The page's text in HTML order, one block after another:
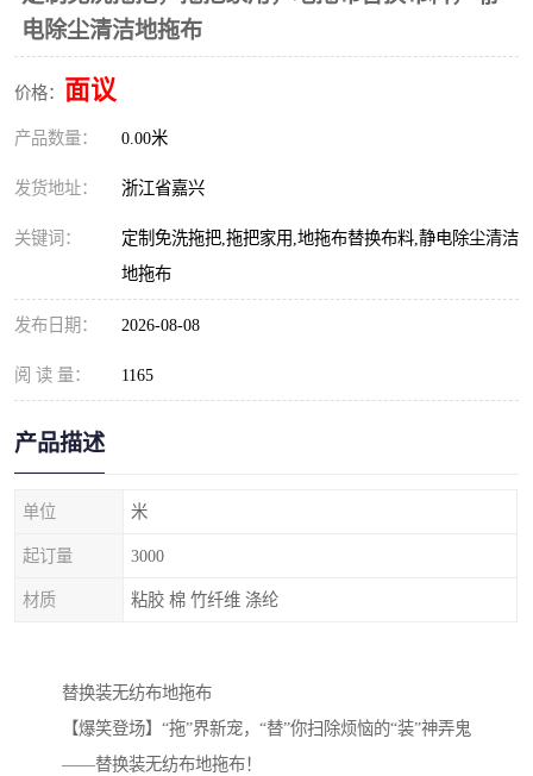
电除尘清洁地拖布
价格： 面议
产品数量： 0.00米
发货地址： 浙江省嘉兴
关键词：
定制免洗拖把,拖把家用,地拖布替换布料,静电除尘清洁
地拖布
发布日期： 2026-08-08
阅 读 量： 1165
产品描述
单位 米
起订量 3000
材质 粘胶 棉 竹纤维 涤纶
替换装无纺布地拖布
【爆笑登场】“拖”界新宠，“替”你扫除烦恼的“装”神弄鬼
——替换装无纺布地拖布！